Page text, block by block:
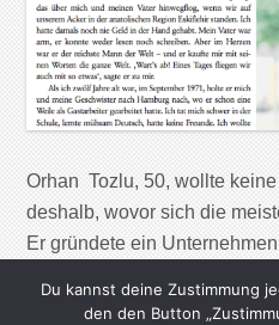
Orhan Tozlu, 50, wollte
deshalb, wovor sich die
Er gründete ein
und meinen Vater
Du kannst deine Zustimmung
den den Button